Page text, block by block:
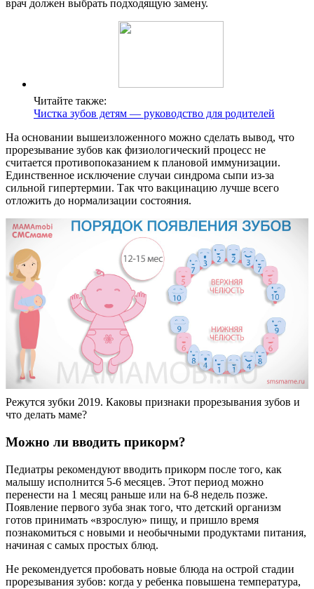
врач должен выбрать подходящую замену.
Читайте также:
Чистка зубов детям — руководство для родителей
На основании вышеизложенного можно сделать вывод, что
прорезывание зубов как физиологический процесс не
считается противопоказанием к плановой иммунизации.
Единственное исключение случаи синдрома сыпи из-за
сильной гипертермии. Так что вакцинацию лучше всего
отложить до нормализации состояния.
Режутся зубки 2019. Каковы признаки прорезывания зубов и
что делать маме?
Можно ли вводить прикорм?
Педиатры рекомендуют вводить прикорм после того, как
малышу исполнится 5-6 месяцев. Этот период можно
перенести на 1 месяц раньше или на 6-8 недель позже.
Появление первого зуба знак того, что детский организм
готов принимать «взрослую» пищу, и пришло время
познакомиться с новыми и необычными продуктами питания,
начиная с самых простых блюд.
Не рекомендуется пробовать новые блюда на острой стадии
прорезывания зубов: когда у ребенка повышена температура,